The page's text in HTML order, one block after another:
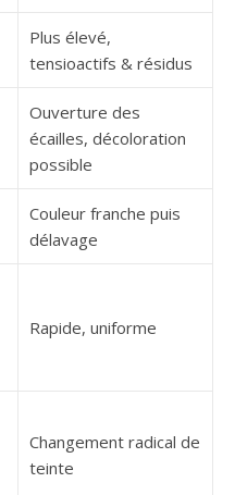
Plus élevé,
tensioactifs & résidus
Ouverture des
écailles, décoloration
possible
Couleur franche puis
délavage
Rapide, uniforme
Changement radical de
teinte